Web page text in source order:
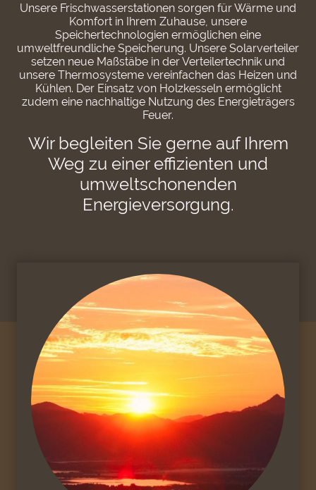
Unsere Frischwasserstationen sorgen für Wärme und
Komfort in Ihrem Zuhause, unsere
Speichertechnologien ermöglichen eine
umweltfreundliche Speicherung. Unsere Solarverteiler
setzen neue Maßstäbe in der Verteilertechnik und
unsere Thermosysteme vereinfachen das Heizen und
Kühlen. Der Einsatz von Holzkesseln ermöglicht
zudem eine nachhaltige Nutzung des Energieträgers
Feuer.
Wir begleiten Sie gerne auf Ihrem
Weg zu einer effizienten und
umweltschonenden
Energieversorgung.